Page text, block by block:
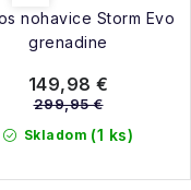
nohavice Storm Evo
grenadine
Skladom (1 ks)
149,98 €
299,95 €